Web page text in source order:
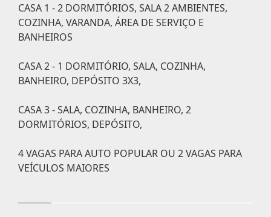
CASA 1 - 2 DORMITÓRIOS, SALA 2 AMBIENTES,
COZINHA, VARANDA, ÁREA DE SERVIÇO E
BANHEIROS
CASA 2 - 1 DORMITÓRIO, SALA, COZINHA,
BANHEIRO, DEPÓSITO 3X3,
CASA 3 - SALA, COZINHA, BANHEIRO, 2
DORMITÓRIOS, DEPÓSITO,
4 VAGAS PARA AUTO POPULAR OU 2 VAGAS PARA
VEÍCULOS MAIORES